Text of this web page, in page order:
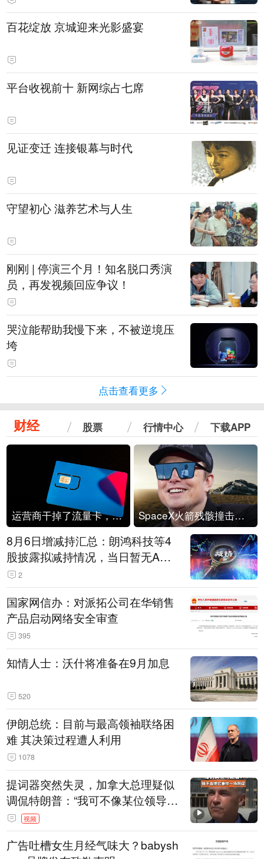
百花绽放 京城迎来光影盛宴
平台收视前十 新网综占七席
见证变迁 连接银幕与时代
守望初心 滋养艺术与人生
刚刚 | 停演三个月！知名脱口秀演
员，再发视频回应争议！
哭泣能帮助我慢下来，不被逆境压
垮
点击查看更多
财经 股票 行情中心 下载APP
运营商干掉了流量卡，他们真的玩不起了 SpaceX火箭残骸撞击月球
8月6日增减持汇总：朗鸿科技等4
股披露拟减持情况，当日暂无A股
公司披露拟增持情况（表）
2
国家网信办：对派拓公司在华销售
产品启动网络安全审查
395
知情人士：沃什将准备在9月加息
520
伊朗总统：目前与最高领袖联络困
难 其决策过程遭人利用
1078
提词器突然失灵，加拿大总理疑似
调侃特朗普：“我可不像某位领导
人，把这当成一场阴谋”，全场哄笑
视频
广告吐槽女生月经气味大？babysh